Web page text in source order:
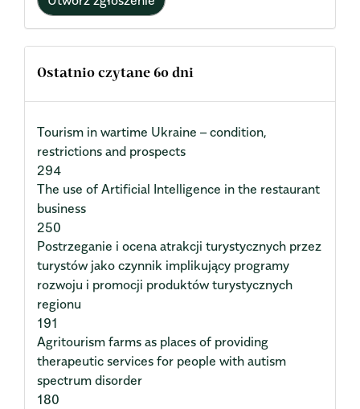
Ostatnio czytane 60 dni
Tourism in wartime Ukraine – condition,
restrictions and prospects
294
The use of Artificial Intelligence in the restaurant
business
250
Postrzeganie i ocena atrakcji turystycznych przez
turystów jako czynnik implikujący programy
rozwoju i promocji produktów turystycznych
regionu
191
Agritourism farms as places of providing
therapeutic services for people with autism
spectrum disorder
180